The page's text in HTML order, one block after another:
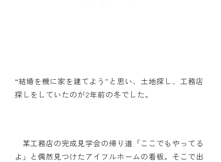
“結婚を機に家を建てよう”と思い、土地探し、工務店
探しをしていたのが2年前の冬でした。
某工務店の完成見学会の帰り道「ここでもやってる
よ」と偶然見つけたアイフルホームの看板。そこで出